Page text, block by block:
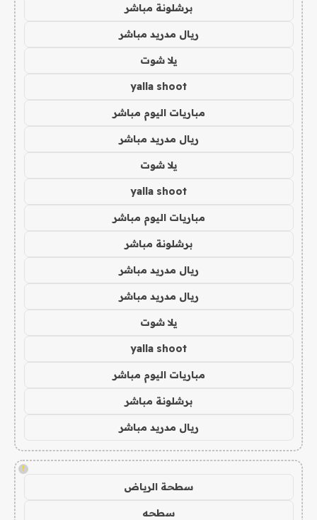
برشلونة مباشر
ريال مدريد مباشر
يلا شوت
yalla shoot
مباريات اليوم مباشر
ريال مدريد مباشر
يلا شوت
yalla shoot
مباريات اليوم مباشر
برشلونة مباشر
ريال مدريد مباشر
ريال مدريد مباشر
يلا شوت
yalla shoot
مباريات اليوم مباشر
برشلونة مباشر
ريال مدريد مباشر
!
سطحة الرياض
سطحه